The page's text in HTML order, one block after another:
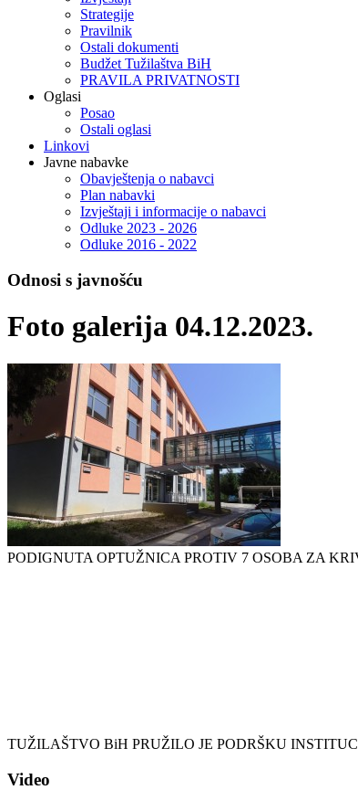
Strategije
Pravilnik
Ostali dokumenti
Budžet Tužilaštva BiH
PRAVILA PRIVATNOSTI
Oglasi
Posao
Ostali oglasi
Linkovi
Javne nabavke
Obavještenja o nabavci
Plan nabavki
Izvještaji i informacije o nabavci
Odluke 2023 - 2026
Odluke 2016 - 2022
Odnosi s javnošću
Foto galerija 04.12.2023.
PODIGNUTA OPTUŽNICA PROTIV 7 OSOBA ZA
TUŽILAŠTVO BiH PRUŽILO JE PODRŠKU
Video